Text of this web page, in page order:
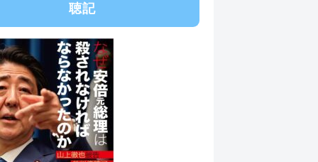
聴記